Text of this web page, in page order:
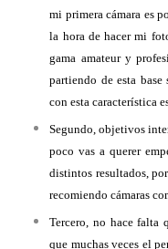
mi primera cámara es
la hora de hacer mi
gama amateur y
partiendo de esta
con esta característica
Segundo, objetivos
poco vas a querer
distintos resultados,
recomiendo cámaras
Tercero, no hace falta
que muchas veces el